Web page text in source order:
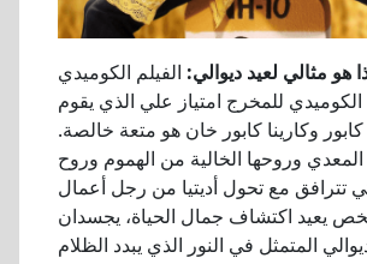
هو مثالي لعيد ديوالي: الفيلم الكوميدي
للمخرج امتياز علي الذي يقوم
وكارينا كابور خان هو متعة خالصة.
وروحها الخالية من الهموم وروح
تترافق مع تحول أديتيا من رجل أعمال
يعيد اكتشاف جمال الحياة، يجسدان